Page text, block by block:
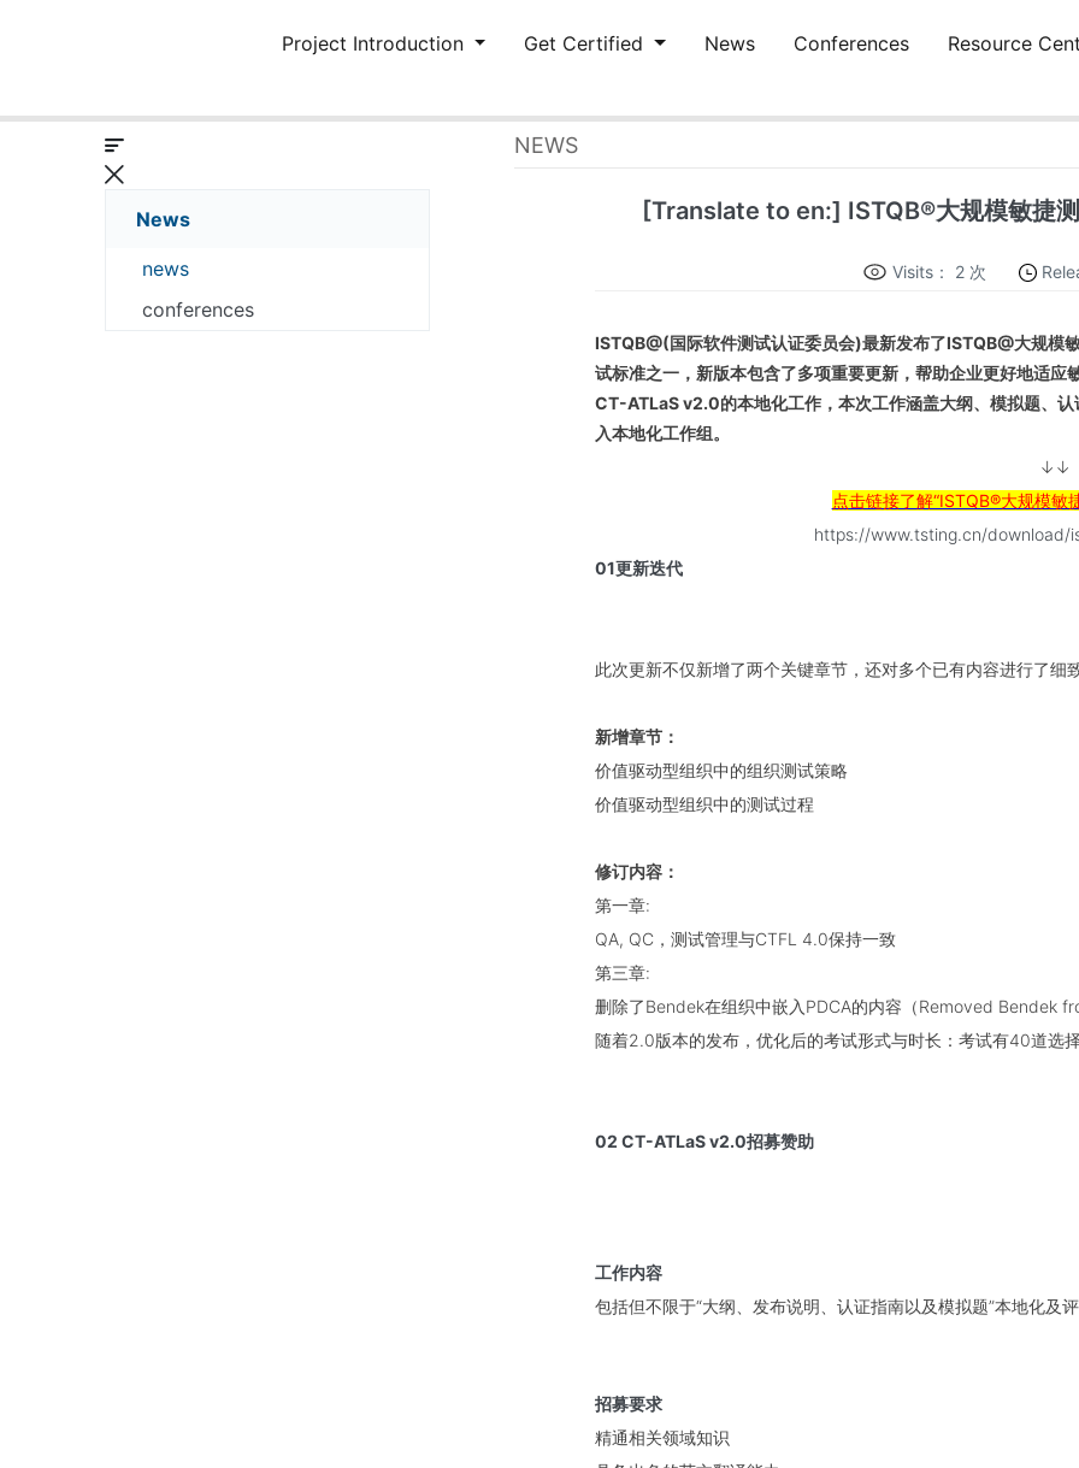
Project Introduction Get Certified News Conferences Resource
News
news
conferences
NEWS
[Translate to en:] ISTQB®大规模敏捷
Visits： 2 次
ISTQB@(国际软件测试认证委员会)最新发布了ISTQB@大规
试标准之一，新版本包含了多项重要更新，帮助企业更好地适应
CT-ATLaS v2.0的本地化工作，本次工作涵盖大纲、模拟题、
入本地化工作组。
↓↓
点击链接了解“ISTQB®大规模敏
https://www.tsting.cn/download/
01更新迭代
此次更新不仅新增了两个关键章节，还对多个已有内容进行了细
新增章节：
价值驱动型组织中的组织测试策略
价值驱动型组织中的测试过程
修订内容：
第一章:
QA, QC，测试管理与CTFL 4.0保持一致
第三章:
删除了Bendek在组织中嵌入PDCA的内容（Removed Bendek
随着2.0版本的发布，优化后的考试形式与时长：考试有40道选
02 CT-ATLaS v2.0招募赞助
工作内容
包括但不限于“大纲、发布说明、认证指南以及模拟题”本地化及评
招募要求
精通相关领域知识